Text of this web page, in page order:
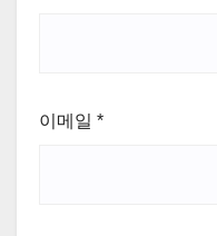
이메일 *